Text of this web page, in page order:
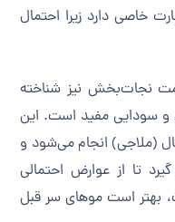
خاصی دارد زیرا احتمال
نجات‌بخش نیز شناخته
و سودایی مفید است. این
(ملاجی) انجام می‌شود و
تا از عوارض احتمالی
بهتر است موهای سر قبل